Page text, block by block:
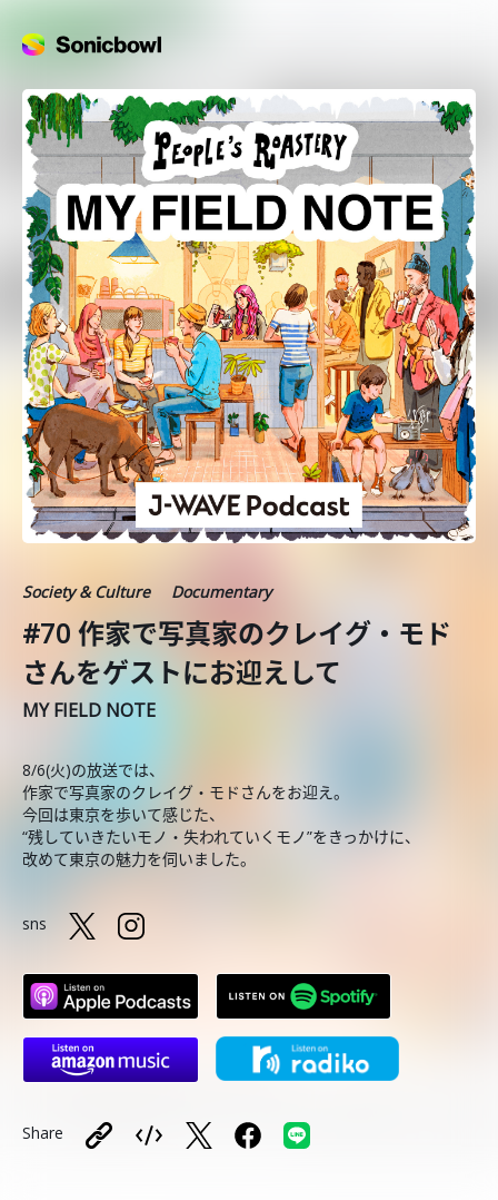
Society & Culture Documentary
#70 作家で写真家のクレイグ・モド
さんをゲストにお迎えして
MY FIELD NOTE
8/6(火)の放送では、
作家で写真家のクレイグ・モドさんをお迎え。
今回は東京を歩いて感じた、
“残していきたいモノ・失われていくモノ”をきっかけに、
改めて東京の魅力を伺いました。
sns
Share